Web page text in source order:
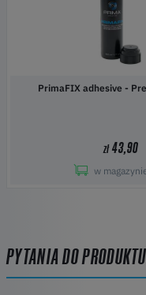
PrimaFIX adhesive -
zł43,90
w
PYTANIA DO